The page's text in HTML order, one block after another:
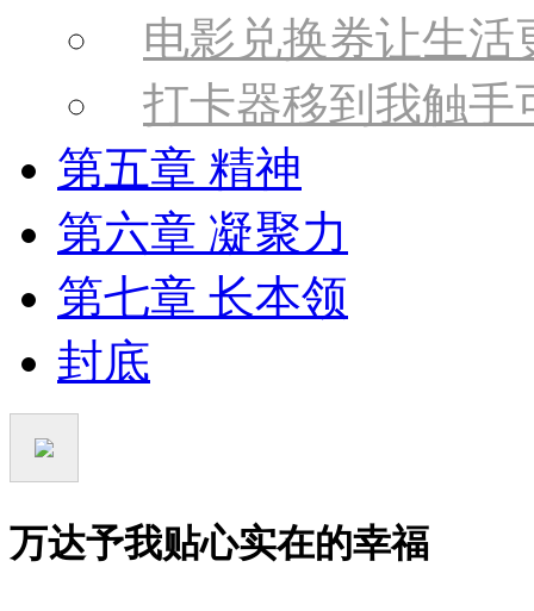
电影兑换券让生活
打卡器移到我触手
第五章 精神
第六章 凝聚力
第七章 长本领
封底
万达予我贴心实在的幸福